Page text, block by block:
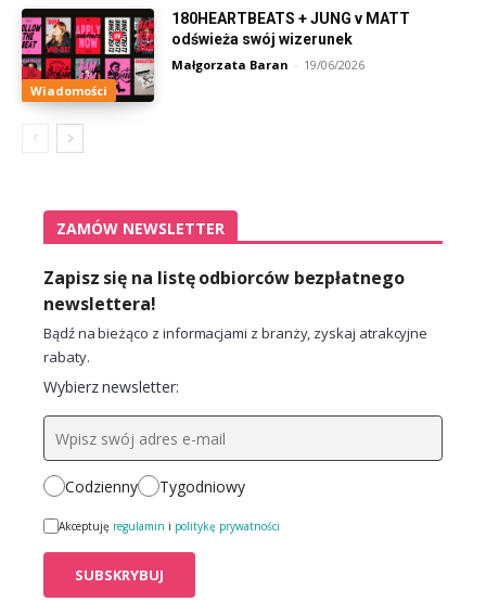
Wiadomości
180HEARTBEATS + JUNG v MATT
odświeża swój wizerunek
Małgorzata Baran - 19/06/2026
ZAMÓW NEWSLETTER
Zapisz się na listę odbiorców bezpłatnego
newslettera!
Bądź na bieżąco z informacjami z branży, zyskaj atrakcyjne
rabaty.
Wybierz newsletter:
Codzienny Tygodniowy
Akceptuję regulamin i politykę prywatności